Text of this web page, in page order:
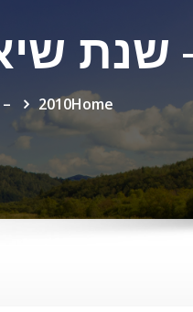
Home2010 – שנת שיא בתיירות לישראל